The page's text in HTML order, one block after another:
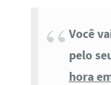
Você
pelo
hora